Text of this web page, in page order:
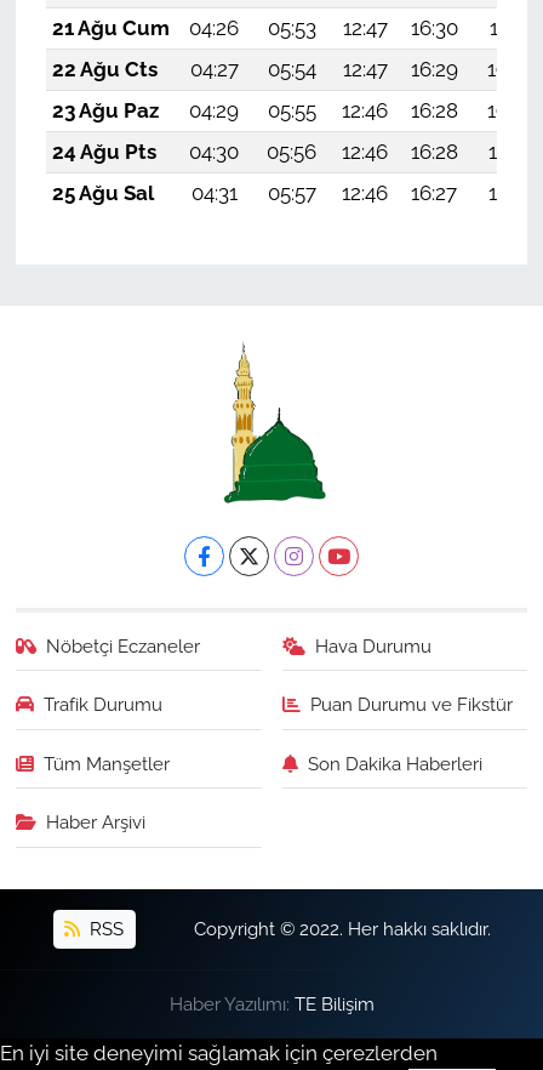
21 Ağu Cum
04:26 05:53 12:47 16:30
19:31
22 Ağu Cts
04:27 05:54 12:47 16:29
19:29
23 Ağu Paz
04:29 05:55 12:46 16:28
19:28
24 Ağu Pts
04:30 05:56 12:46 16:28
19:27
25 Ağu Sal
04:31 05:57 12:46 16:27 19:25
Nöbetçi Eczaneler Hava Durumu
Trafik Durumu Puan Durumu ve Fikstür
Tüm Manşetler Son Dakika Haberleri
Haber Arşivi
RSS Copyright © 2022. Her hakkı saklıdır.
Haber Yazılımı: TE Bilişim
En iyi site deneyimi sağlamak için çerezlerden